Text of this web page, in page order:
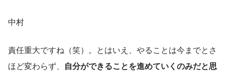
中村
責任重大ですね（笑）。とはいえ、やることは今までとさ
ほど変わらず、 自分ができることを進めていくのみだと思